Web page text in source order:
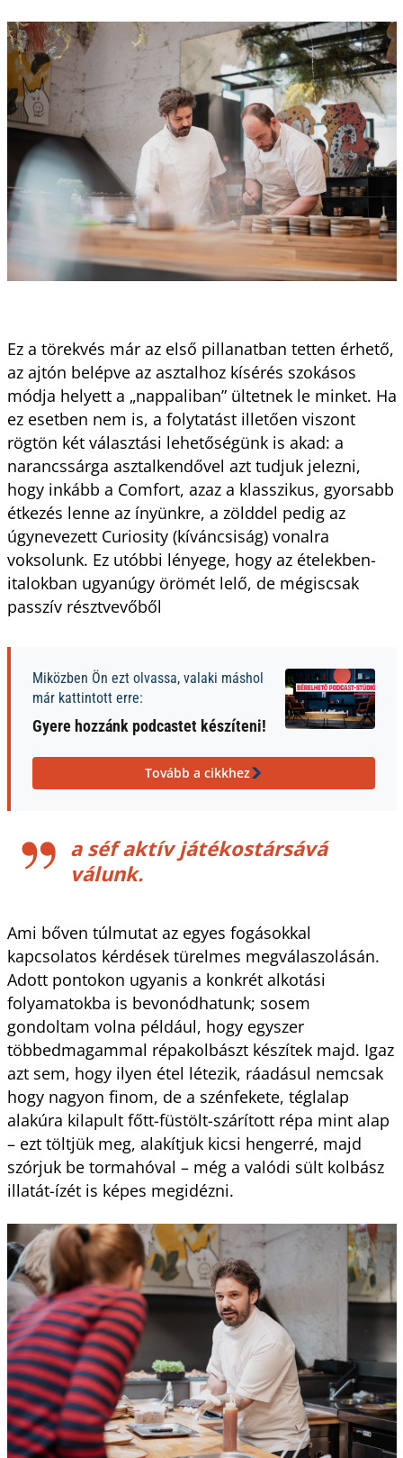
Ez a törekvés már az első pillanatban tetten érhető,
az ajtón belépve az asztalhoz kísérés szokásos
módja helyett a „nappaliban” ültetnek le minket. Ha
ez esetben nem is, a folytatást illetően viszont
rögtön két választási lehetőségünk is akad: a
narancssárga asztalkendővel azt tudjuk jelezni,
hogy inkább a Comfort, azaz a klasszikus, gyorsabb
étkezés lenne az ínyünkre, a zölddel pedig az
úgynevezett Curiosity (kíváncsiság) vonalra
voksolunk. Ez utóbbi lényege, hogy az ételekben-
italokban ugyanúgy örömét lelő, de mégiscsak
passzív résztvevőből
Miközben Ön ezt olvassa, valaki máshol
már kattintott erre:
Gyere hozzánk podcastet készíteni!
Tovább a cikkhez
a séf aktív játékostársává
válunk.
Ami bőven túlmutat az egyes fogásokkal
kapcsolatos kérdések türelmes megválaszolásán.
Adott pontokon ugyanis a konkrét alkotási
folyamatokba is bevonódhatunk; sosem
gondoltam volna például, hogy egyszer
többedmagammal répakolbászt készítek majd. Igaz
azt sem, hogy ilyen étel létezik, ráadásul nemcsak
hogy nagyon finom, de a szénfekete, téglalap
alakúra kilapult főtt-füstölt-szárított répa mint alap
– ezt töltjük meg, alakítjuk kicsi hengerré, majd
szórjuk be tormahóval – még a valódi sült kolbász
illatát-ízét is képes megidézni.